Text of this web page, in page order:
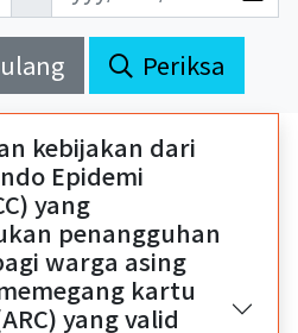
Periksa
kebijakan dari
Epidemi
yang
penangguhan
warga asing
kartu
yang valid